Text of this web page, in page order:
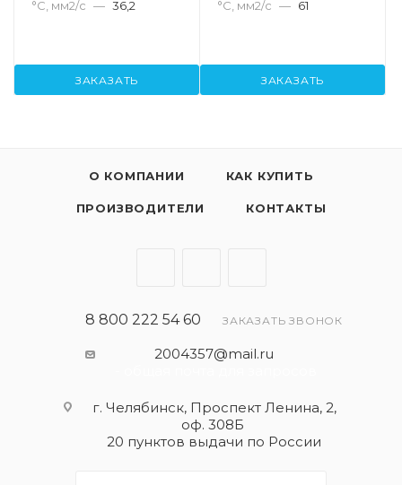
°С, мм2/с — 36,2
ЗАКАЗАТЬ
°С, мм2/с — 61
ЗАКАЗАТЬ
О КОМПАНИИ КАК КУПИТЬ
ПРОИЗВОДИТЕЛИ КОНТАКТЫ
8 800 222 54 60 ЗАКАЗАТЬ ЗВОНОК
2004357@mail.ru
г. Челябинск, Проспект Ленина, 2,
оф. 308Б
20 пунктов выдачи по России